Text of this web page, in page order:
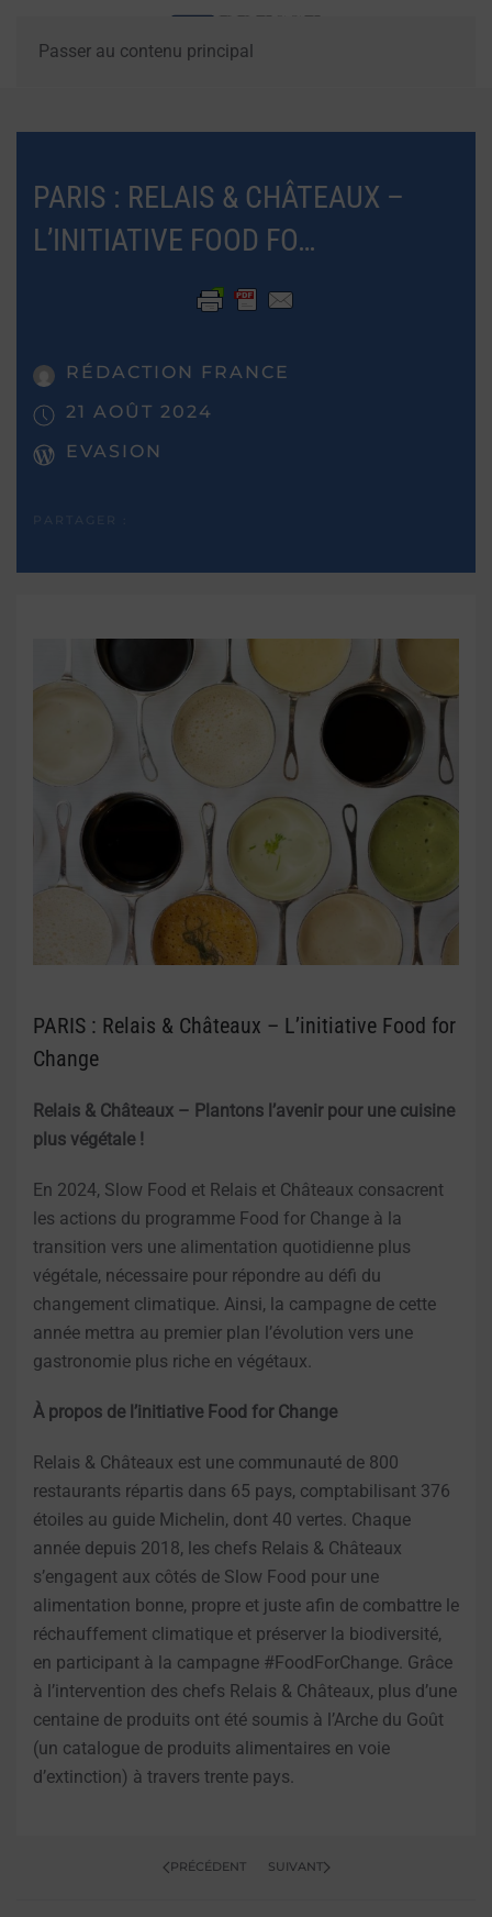
Passer au contenu principal
PARIS : RELAIS & CHÂTEAUX –
L’INITIATIVE FOOD FO…
RÉDACTION FRANCE
21 AOÛT 2024
EVASION
PARIS : Relais & Châteaux – L’initiative Food for
Change
Relais & Châteaux – Plantons l’avenir pour une cuisine
plus végétale !
En 2024, Slow Food et Relais et Châteaux consacrent
les actions du programme Food for Change à la
transition vers une alimentation quotidienne plus
végétale, nécessaire pour répondre au défi du
changement climatique. Ainsi, la campagne de cette
année mettra au premier plan l’évolution vers une
gastronomie plus riche en végétaux.
À propos de l’initiative Food for Change
Relais & Châteaux est une communauté de 800
restaurants répartis dans 65 pays, comptabilisant 376
étoiles au guide Michelin, dont 40 vertes. Chaque
année depuis 2018, les chefs Relais & Châteaux
s’engagent aux côtés de Slow Food pour une
alimentation bonne, propre et juste afin de combattre le
réchauffement climatique et préserver la biodiversité,
en participant à la campagne #FoodForChange. Grâce
à l’intervention des chefs Relais & Châteaux, plus d’une
centaine de produits ont été soumis à l’Arche du Goût
(un catalogue de produits alimentaires en voie
d’extinction) à travers trente pays.
PRÉCÉDENT SUIVANT